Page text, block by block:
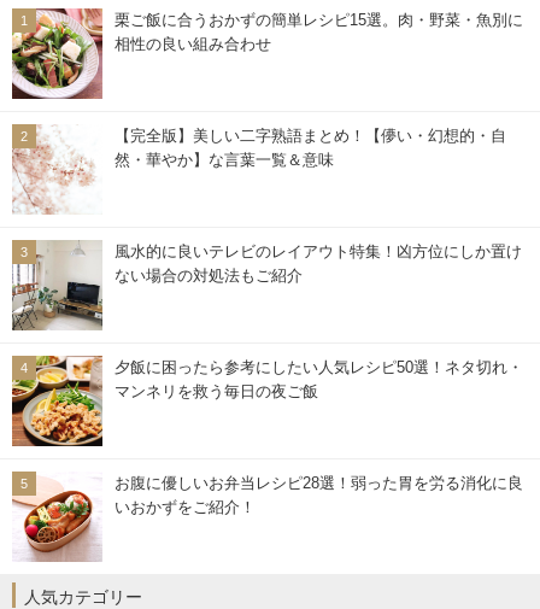
栗ご飯に合うおかずの簡単レシピ15選。肉・野菜・魚別に
相性の良い組み合わせ
【完全版】美しい二字熟語まとめ！【儚い・幻想的・自
然・華やか】な言葉一覧＆意味
風水的に良いテレビのレイアウト特集！凶方位にしか置け
ない場合の対処法もご紹介
夕飯に困ったら参考にしたい人気レシピ50選！ネタ切れ・
マンネリを救う毎日の夜ご飯
お腹に優しいお弁当レシピ28選！弱った胃を労る消化に良
いおかずをご紹介！
人気カテゴリー